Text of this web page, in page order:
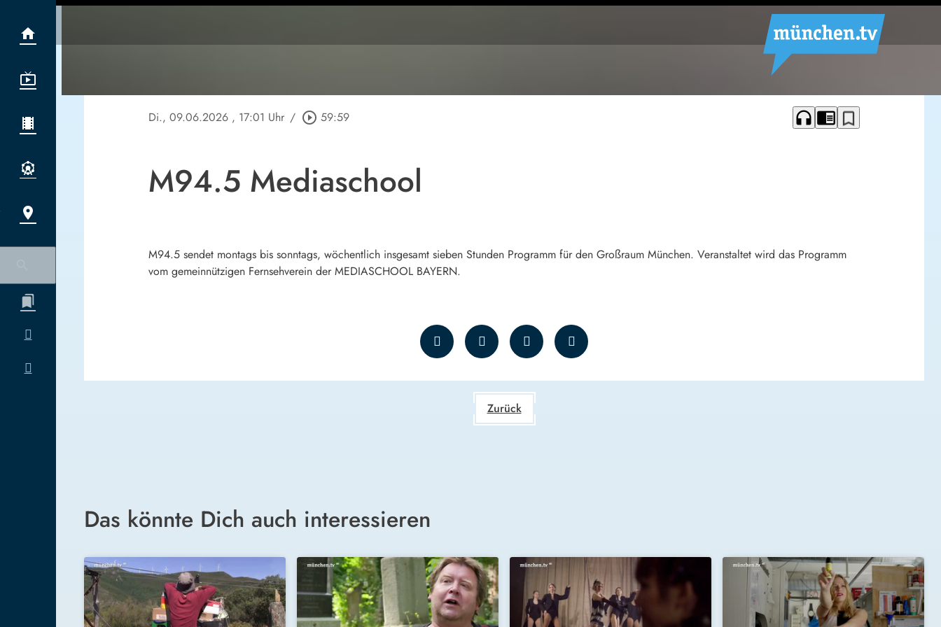
Di., 09.06.2026 , 17:01 Uhr / play_circle_outline 59:59 headphones chrome_reader_mode bookmark_border
M94.5 Mediaschool
M94.5 sendet montags bis sonntags, wöchentlich insgesamt sieben Stunden Programm für den Großraum München. Veranstaltet wird das Programm
vom gemeinnützigen Fernsehverein der MEDIASCHOOL BAYERN.
Zurück
Das könnte Dich auch interessieren